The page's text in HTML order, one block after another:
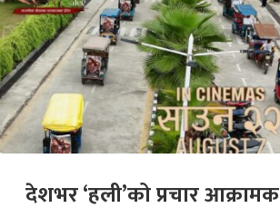
देशभर ‘हली’को प्रचार आक्रामक